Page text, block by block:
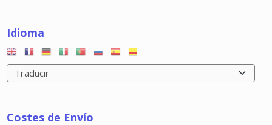
Idioma
Costes de Envío